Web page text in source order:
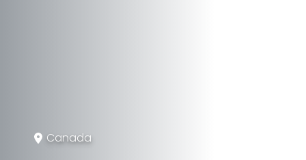
Canada